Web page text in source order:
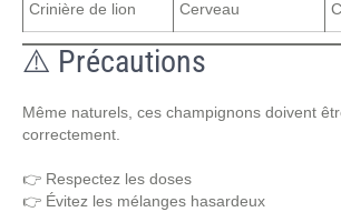
Crinière de lion Cerveau
⚠️ Précautions
Même naturels, ces champignons doivent
correctement.
👉 Respectez les doses
👉 Évitez les mélanges hasardeux